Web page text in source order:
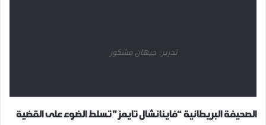
تحرير: جيهان مشكور
الصحيفة البريطانية “فاينانشال تايمز” تسلط الضوء على القضية